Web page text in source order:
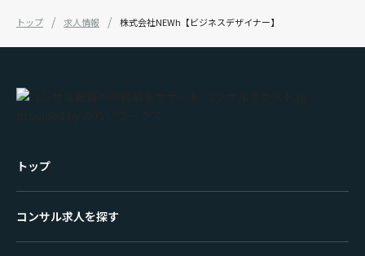
トップ 求人情報 株式会社NEWh【ビジネスデザイナー】
トップ
コンサル求人を探す